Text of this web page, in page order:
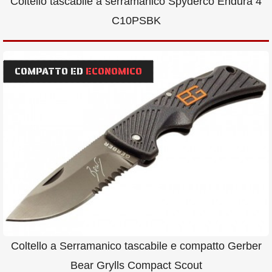
C10PSBK
COMPATTO ED ECONOMICO
Coltello a Serramanico tascabile e compatto Gerber
Bear Grylls Compact Scout